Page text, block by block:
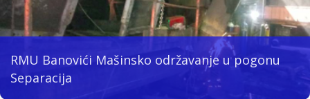
RMU Banovići Mašinsko održavanje u pogonu
Separacija